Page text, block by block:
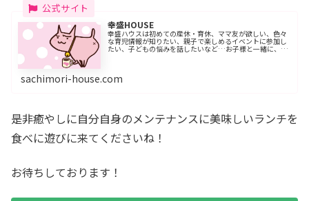
幸盛HOUSE
幸盛ハウスは初めての産休・育休、ママ友が欲しい、色々
な育児情報が知りたい、親子で楽しめるイベントに参加し
たい、子どもの悩みを話したいなど…お子様と一緒に、気
sachimori-house.com
是非癒やしに自分自身のメンテナンスに美味しいランチを
食べに遊びに来てくださいね！
お待ちしております！